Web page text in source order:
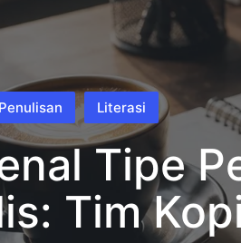
Literasi
Tipe
Tim